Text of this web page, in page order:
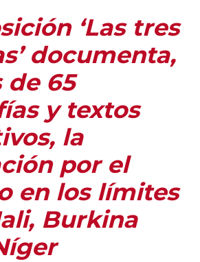
‘Las tres
documenta,
de 65
y textos
la
por el
en los límites
Burkina